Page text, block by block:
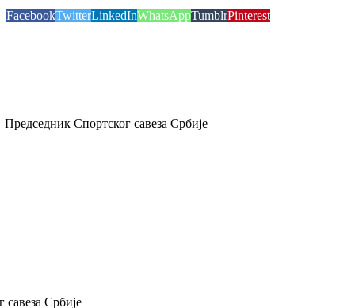
FacebookTwitterLinkedInWhatsAppTumblrPinterest
Спортског савеза Србије
савеза Србије